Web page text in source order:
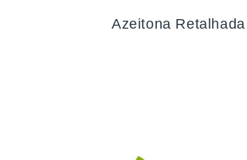
Azeitona Retalhada